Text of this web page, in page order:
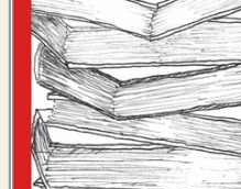
TYPISCH
MATTIELLO
RUDOLF
RENÉ
IN EIGE­NER